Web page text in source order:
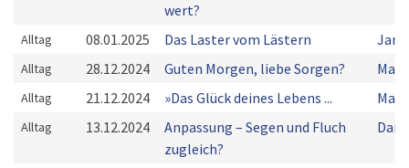
wert?
Alltag 08.01.2025 Das Laster vom Lästern Jan
Alltag 28.12.2024 Guten Morgen, liebe Sorgen?
Alltag 21.12.2024 »Das Glück deines Lebens ...
Alltag 13.12.2024
Anpassung – Segen und Fluch
zugleich?